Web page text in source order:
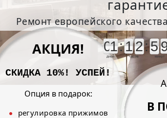
Ремонт европейского
01
дней
:12
часов
:5
минут
АКЦИЯ!
СКИДКА 10%! УСПЕЙ!
Опция в подарок:
регулировка прижимов В